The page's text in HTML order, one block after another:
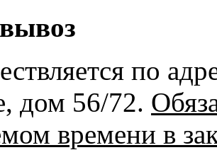
по
дом 56/72.
времени в